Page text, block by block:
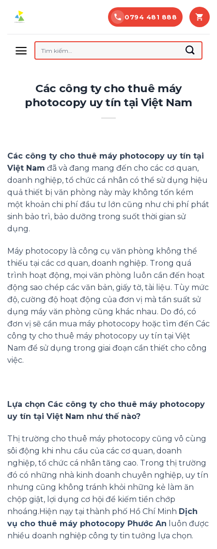
0794 481 888
Tìm
kiếm:
Các công ty cho thuê máy
photocopy uy tín tại Việt Nam
Các công ty cho thuê máy photocopy uy tín tại
Việt Nam đã và đang mang đến cho các cơ quan,
doanh nghiệp, tổ chức cá nhân có thể sử dụng hiệu
quả thiết bị văn phòng này mày không tốn kém
một khoản chi phí đầu tư lớn cũng như chi phí phát
sinh bảo trì, bảo dưỡng trong suốt thời gian sử
dụng.
Máy photocopy là công cụ văn phòng không thể
thiếu tại các cơ quan, doanh nghiệp. Trong quá
trình hoạt động, mọi văn phòng luôn cần đến hoạt
động sao chép các văn bản, giấy tờ, tài liệu. Tùy mức
độ, cường độ hoạt động của đơn vị mà tần suất sử
dụng máy văn phòng cũng khác nhau. Do đó, có
đơn vị sẽ cần mua máy photocopy hoặc tìm đến Các
công ty cho thuê máy photocopy uy tín tại Việt
Nam để sử dụng trong giai đoạn cần thiết cho công
việc.
Lựa chọn Các công ty cho thuê máy photocopy
uy tín tại Việt Nam như thế nào?
Thị trường cho thuê máy photocopy cũng vô cùng
sôi động khi nhu cầu của các cơ quan, doanh
nghiệp, tổ chức cá nhân tăng cao. Trong thị trường
đó có những nhà kinh doanh chuyên nghiệp, uy tín
nhưng cũng không tránh khỏi những kẻ làm ăn
chộp giật, lợi dụng cơ hội để kiếm tiền chớp
nhoáng.Hiện nạy tại thành phố Hồ Chí Minh Dịch
vụ cho thuê máy photocopy Phước An luôn được
nhiều doanh nghiệp công ty tin tưởng lựa chọn.